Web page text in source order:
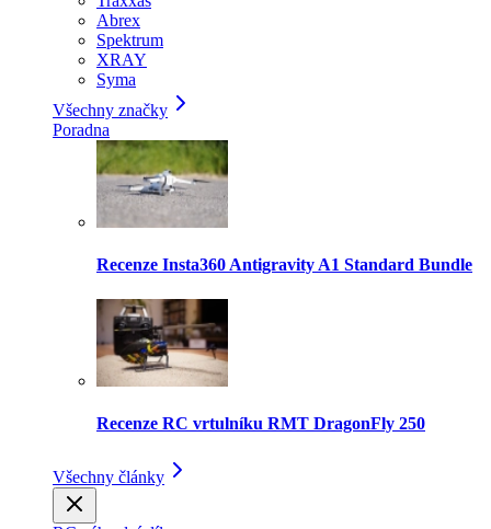
Abrex
Spektrum
XRAY
Syma
Všechny značky
Poradna
Recenze Insta360 Antigravity A1 Standard Bundle
Recenze RC vrtulníku RMT DragonFly 250
Všechny články